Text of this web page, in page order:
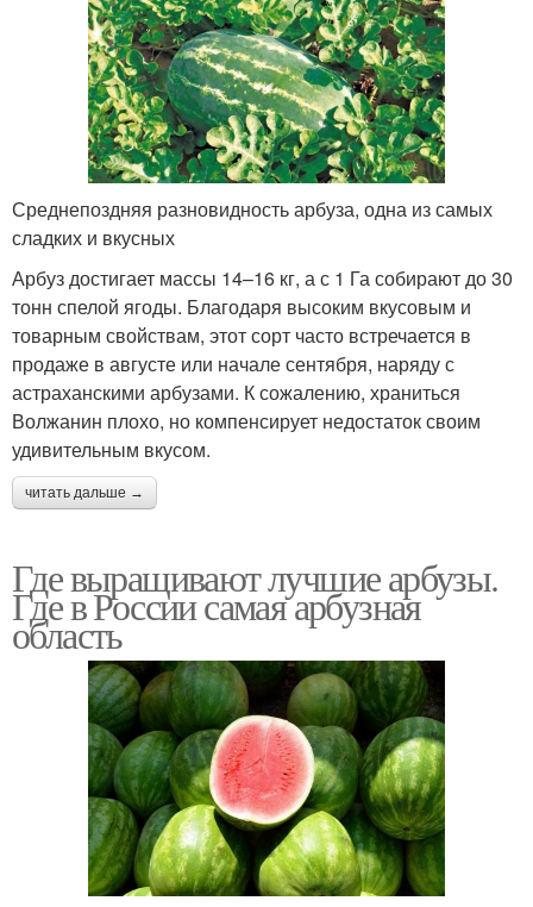
Среднепоздняя разновидность арбуза, одна из самых
сладких и вкусных
Арбуз достигает массы 14–16 кг, а с 1 Га собирают до 30
тонн спелой ягоды. Благодаря высоким вкусовым и
товарным свойствам, этот сорт часто встречается в
продаже в августе или начале сентября, наряду с
астраханскими арбузами. К сожалению, храниться
Волжанин плохо, но компенсирует недостаток своим
удивительным вкусом.
читать дальше →
Где выращивают лучшие арбузы.
Где в России самая арбузная
область